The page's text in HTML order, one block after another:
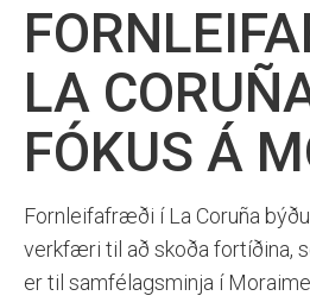
LA
FÓKUS Á
Fornleifafræði í La Coruña
verkfæri til að skoða fortíðina,
er til samfélagsminja í